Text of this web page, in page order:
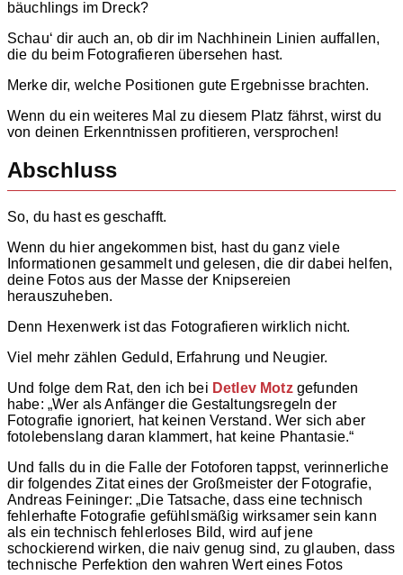
bäuchlings im Dreck?
Schau‘ dir auch an, ob dir im Nachhinein Linien auffallen,
die du beim Fotografieren übersehen hast.
Merke dir, welche Positionen gute Ergebnisse brachten.
Wenn du ein weiteres Mal zu diesem Platz fährst, wirst du
von deinen Erkenntnissen profitieren, versprochen!
Abschluss
So, du hast es geschafft.
Wenn du hier angekommen bist, hast du ganz viele
Informationen gesammelt und gelesen, die dir dabei helfen,
deine Fotos aus der Masse der Knipsereien
herauszuheben.
Denn Hexenwerk ist das Fotografieren wirklich nicht.
Viel mehr zählen Geduld, Erfahrung und Neugier.
Und folge dem Rat, den ich bei Detlev Motzgefunden
habe: „Wer als Anfänger die Gestaltungsregeln der
Fotografie ignoriert, hat keinen Verstand. Wer sich aber
fotolebenslang daran klammert, hat keine Phantasie.“
Und falls du in die Falle der Fotoforen tappst, verinnerliche
dir folgendes Zitat eines der Großmeister der Fotografie,
Andreas Feininger: „Die Tatsache, dass eine technisch
fehlerhafte Fotografie gefühlsmäßig wirksamer sein kann
als ein technisch fehlerloses Bild, wird auf jene
schockierend wirken, die naiv genug sind, zu glauben, dass
technische Perfektion den wahren Wert eines Fotos